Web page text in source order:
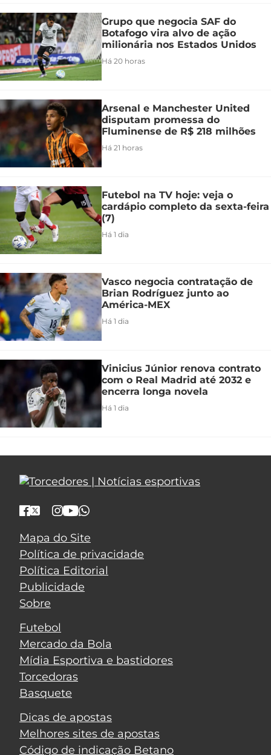
Grupo que negocia SAF do
Botafogo vira alvo de ação
milionária nos Estados Unidos
Há 20 horas
Arsenal e Manchester United
disputam promessa do
Fluminense de R$ 218 milhões
Há 21 horas
Futebol na TV hoje: veja o
cardápio completo da sexta-feira
(7)
Há 1 dia
Vasco negocia contratação de
Brian Rodríguez junto ao
América-MEX
Há 1 dia
Vinicius Júnior renova contrato
com o Real Madrid até 2032 e
encerra longa novela
Há 1 dia
Mapa do Site
Política de privacidade
Política Editorial
Publicidade
Sobre
Futebol
Mercado da Bola
Mídia Esportiva e bastidores
Torcedoras
Basquete
Dicas de apostas
Melhores sites de apostas
Código de indicação Betano